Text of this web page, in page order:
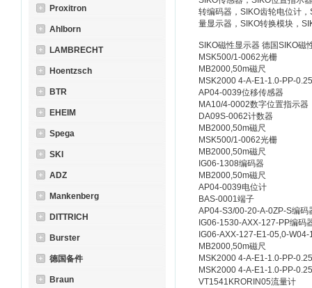
Proxitron
Ahlborn
LAMBRECHT
Hoentzsch
BTR
EHEIM
Spega
SKI
ADZ
Mankenberg
DITTRICH
Burster
德国备件
Braun
转编码器， SIKO齿轮电位计，
量显示器， SIKO转换模块，
SIKO磁性显示器 德国SIKO磁
MSK500/1-0062光栅
MB2000,50m磁尺
MSK2000 4-A-E1-1.0-PP-
AP04-0039位移传感器
MA10/4-0002数字位置指示器
DA09S-0062计数器
MB2000,50m磁尺
MSK500/1-0062光栅
MB2000,50m磁尺
IG06-1308编码器
MB2000,50m磁尺
AP04-0039电位计
BAS-0001端子
AP04-S3/00-20-A-0ZP-S编码
IG06-1530-AXX-127-PP编码
IG06-AXX-127-E1-05,0-W04-
MB2000,50m磁尺
MSK2000 4-A-E1-1.0-PP-
MSK2000 4-A-E1-1.0-PP-
VT1541KRORIN05流量计